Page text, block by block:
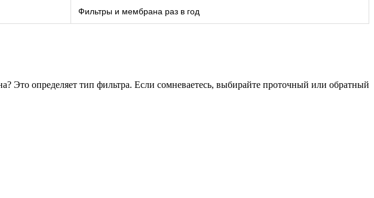
Фильтры и мембрана раз в год
Это определяет тип фильтра. Если сомневаетесь, выбирайте проточный или обратный